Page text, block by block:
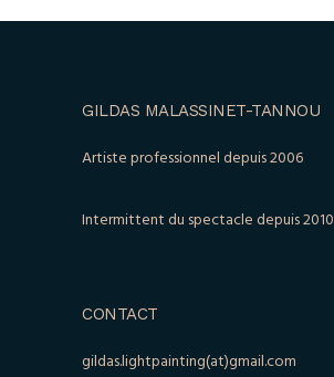
GILDAS MALASSINET-TANNOU
Artiste professionnel depuis 2006
Intermittent du spectacle depuis 2010
CONTACT
gildas.lightpainting(at)gmail.com